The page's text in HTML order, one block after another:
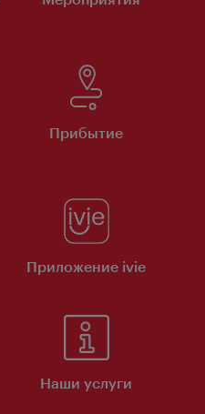
Прибытие
Приложение ivie
Наши услуги